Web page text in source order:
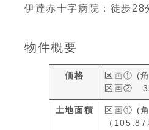
伊達赤十字病院：徒歩28
物件概要
価格
区画① (
区画②
土地面積
区画① (
（105.87